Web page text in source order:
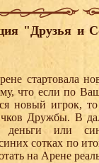
"Друзья и
стартовала
что если по
новый
Дружбы. В
деньги или
сотках по
на Арене